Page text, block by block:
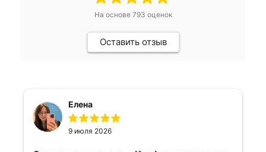
На основе 793 оценок
Оставить отзыв
Елена
9 июля 2026